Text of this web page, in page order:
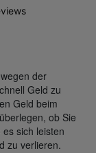
der
Geld zu
Geld beim
ob Sie
sich leisten
zu verlieren.